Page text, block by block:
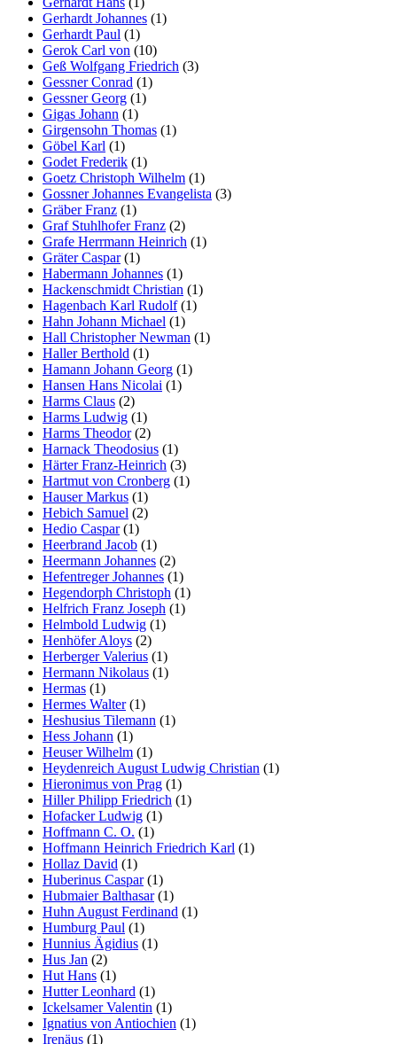
Gerhardt Johannes (1)
Gerhardt Paul (1)
Gerok Carl von (10)
Geß Wolfgang Friedrich (3)
Gessner Conrad (1)
Gessner Georg (1)
Gigas Johann (1)
Girgensohn Thomas (1)
Göbel Karl (1)
Godet Frederik (1)
Goetz Christoph Wilhelm (1)
Gossner Johannes Evangelista (3)
Gräber Franz (1)
Graf Stuhlhofer Franz (2)
Grafe Herrmann Heinrich (1)
Gräter Caspar(1)
Habermann Johannes (1)
Hackenschmidt Christian (1)
Hagenbach Karl Rudolf(1)
Hahn Johann Michael (1)
Hall Christopher Newman (1)
Haller Berthold (1)
Hamann Johann Georg (1)
Hansen Hans Nicolai (1)
Harms Claus (2)
Harms Ludwig (1)
Harms Theodor(2)
Harnack Theodosius (1)
Härter Franz-Heinrich (3)
Hartmut von Cronberg (1)
Hauser Markus (1)
Hebich Samuel (2)
Hedio Caspar(1)
Heerbrand Jacob (1)
Heermann Johannes (2)
Hefentreger Johannes (1)
Hegendorph Christoph (1)
Helfrich Franz Joseph (1)
Helmbold Ludwig (1)
Henhöfer Aloys (2)
Herberger Valerius (1)
Hermann Nikolaus (1)
Hermas (1)
Hermes Walter(1)
Heshusius Tilemann (1)
Hess Johann (1)
Heuser Wilhelm (1)
Heydenreich August Ludwig Christian (1)
Hieronimus von Prag (1)
Hiller Philipp Friedrich (1)
Hofacker Ludwig (1)
Hoffmann C. O. (1)
Hoffmann Heinrich Friedrich Karl (1)
Hollaz David (1)
Huberinus Caspar(1)
Hubmaier Balthasar(1)
Huhn August Ferdinand (1)
Humburg Paul (1)
Hunnius Ägidius (1)
Hus Jan (2)
Hut Hans (1)
Hutter Leonhard (1)
Ickelsamer Valentin (1)
Ignatius von Antiochien (1)
Irenäus (1)